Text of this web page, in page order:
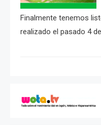
Finalmente tenemos
realizado el pasado 4